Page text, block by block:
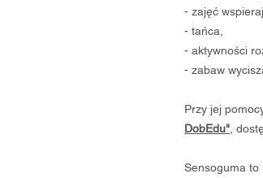
- zajęć
- tańca,
- aktywności
- zabaw
Przy jej
DobEdu",
Sensoguma to